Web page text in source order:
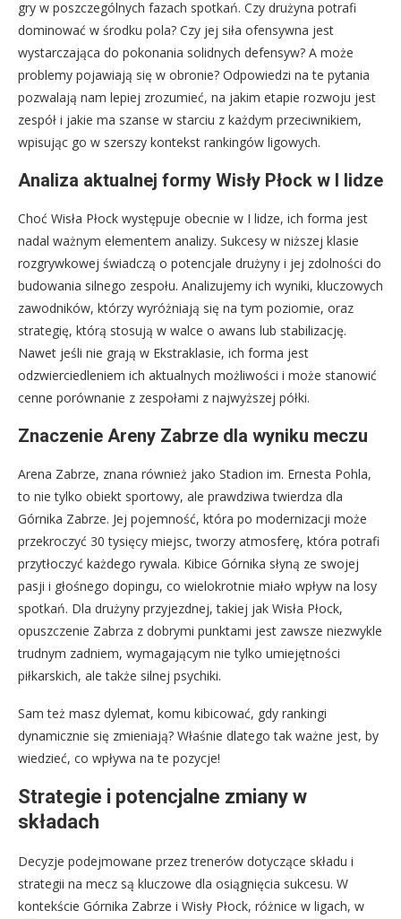
gry w poszczególnych fazach spotkań. Czy drużyna potrafi
dominować w środku pola? Czy jej siła ofensywna jest
wystarczająca do pokonania solidnych defensyw? A może
problemy pojawiają się w obronie? Odpowiedzi na te pytania
pozwalają nam lepiej zrozumieć, na jakim etapie rozwoju jest
zespół i jakie ma szanse w starciu z każdym przeciwnikiem,
wpisując go w szerszy kontekst rankingów ligowych.
Analiza aktualnej formy Wisły Płock w I lidze
Choć Wisła Płock występuje obecnie w I lidze, ich forma jest
nadal ważnym elementem analizy. Sukcesy w niższej klasie
rozgrywkowej świadczą o potencjale drużyny i jej zdolności do
budowania silnego zespołu. Analizujemy ich wyniki, kluczowych
zawodników, którzy wyróżniają się na tym poziomie, oraz
strategię, którą stosują w walce o awans lub stabilizację.
Nawet jeśli nie grają w Ekstraklasie, ich forma jest
odzwierciedleniem ich aktualnych możliwości i może stanowić
cenne porównanie z zespołami z najwyższej półki.
Znaczenie Areny Zabrze dla wyniku meczu
Arena Zabrze, znana również jako Stadion im. Ernesta Pohla,
to nie tylko obiekt sportowy, ale prawdziwa twierdza dla
Górnika Zabrze. Jej pojemność, która po modernizacji może
przekroczyć 30 tysięcy miejsc, tworzy atmosferę, która potrafi
przytłoczyć każdego rywala. Kibice Górnika słyną ze swojej
pasji i głośnego dopingu, co wielokrotnie miało wpływ na losy
spotkań. Dla drużyny przyjezdnej, takiej jak Wisła Płock,
opuszczenie Zabrza z dobrymi punktami jest zawsze niezwykle
trudnym zadniem, wymagającym nie tylko umiejętności
piłkarskich, ale także silnej psychiki.
Sam też masz dylemat, komu kibicować, gdy rankingi
dynamicznie się zmieniają? Właśnie dlatego tak ważne jest, by
wiedzieć, co wpływa na te pozycje!
Strategie i potencjalne zmiany w
składach
Decyzje podejmowane przez trenerów dotyczące składu i
strategii na mecz są kluczowe dla osiągnięcia sukcesu. W
kontekście Górnika Zabrze i Wisły Płock, różnice w ligach, w